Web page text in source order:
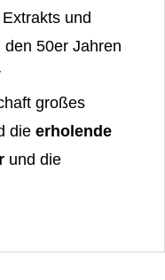
und
50er Jahren
großes
die erholende
und die